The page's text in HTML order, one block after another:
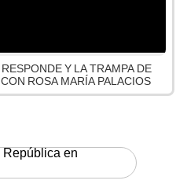
Y LA TRAMPA DE
ROSA MARÍA PALACIOS
República en